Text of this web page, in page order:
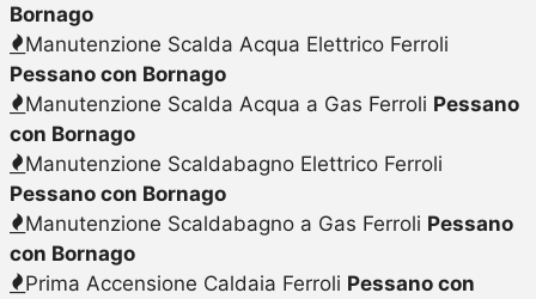
Bornago
Manutenzione Scalda Acqua Elettrico Ferroli
Pessano con Bornago
Manutenzione Scalda Acqua a Gas Ferroli Pessano
con Bornago
Manutenzione Scaldabagno Elettrico Ferroli
Pessano con Bornago
Manutenzione Scaldabagno a Gas Ferroli Pessano
con Bornago
Prima Accensione Caldaia Ferroli Pessano con